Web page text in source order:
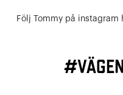
Följ Tommy på instagram